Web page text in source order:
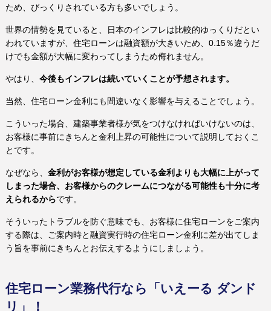
ため、びっくりされている方も多いでしょう。
世界の情勢を見ていると、日本のインフレは比較的ゆっくりだとい
われていますが、住宅ローンは融資額が大きいため、0.15％違うだ
けでも金額が大幅に変わってしまうため侮れません。
やはり、 今後もインフレは続いていくことが予想されます。
当然、住宅ローン金利にも間違いなく影響を与えることでしょう。
こういった場合、建築事業者様が気をつけなければいけないのは、
お客様に事前にきちんと金利上昇の可能性について説明しておくこ
とです。
なぜなら、 金利がお客様が想定している金利よりも大幅に上がって
しまった場合、お客様からのクレームにつながる可能性も十分に考
えられるからです。
そういったトラブルを防ぐ意味でも、お客様に住宅ローンをご案内
する際は、ご案内時と融資実行時の住宅ローン金利に差が出てしま
う旨を事前にきちんとお伝えするようにしましょう。
住宅ローン業務代行なら「いえーる ダンド
リ」！